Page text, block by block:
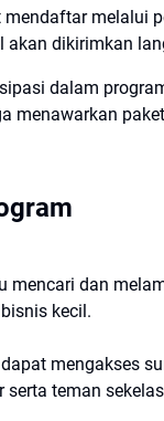
melalui
akan dikirimkan
dalam
menawarkan
mencari dan
kecil.
mengakses
teman